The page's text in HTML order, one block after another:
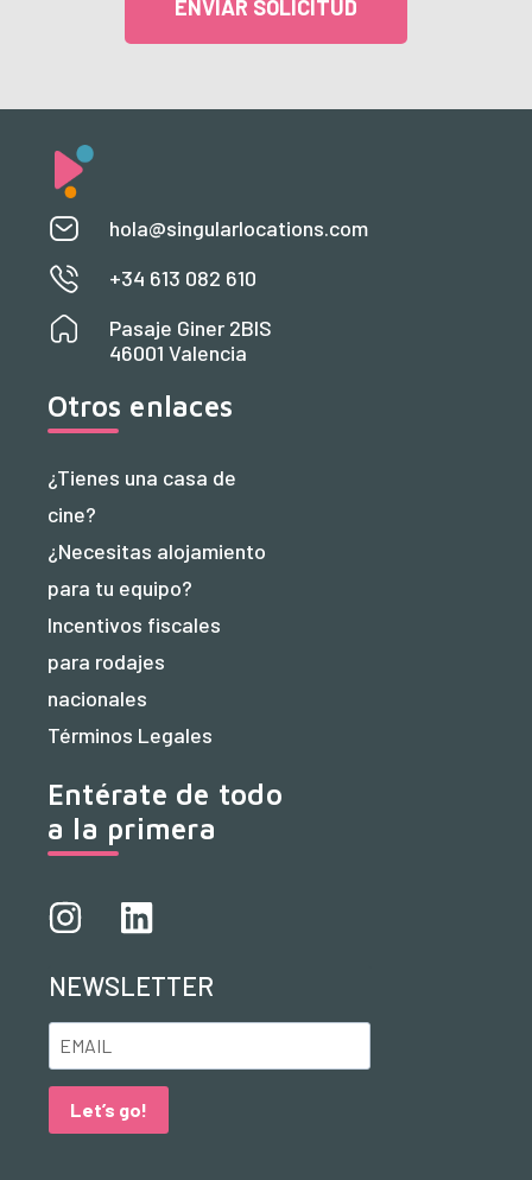
ENVIAR SOLICITUD
hola@singularlocations.com
+34 613 082 610
Pasaje Giner 2BIS
46001 Valencia
Otros enlaces
¿Tienes una casa de
cine?
¿Necesitas alojamiento
para tu equipo?
Incentivos fiscales
para rodajes
nacionales
Términos Legales
Entérate de todo
a la primera
NEWSLETTER
Let’s go!